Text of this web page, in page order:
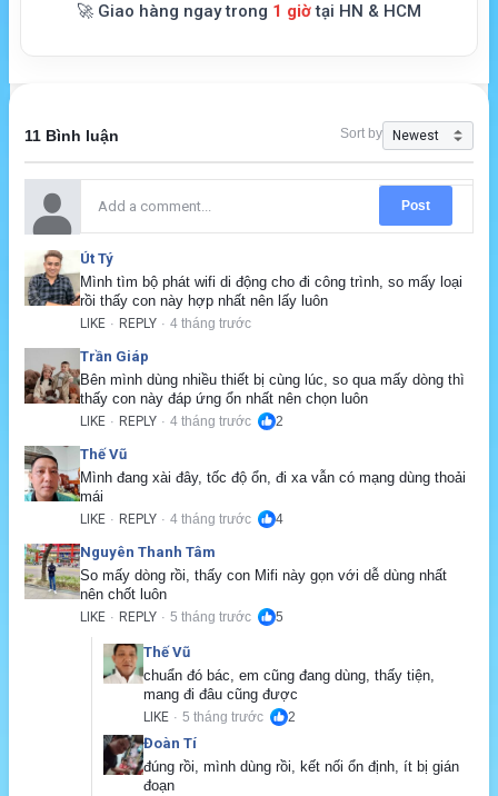
🚀 Giao hàng ngay trong 1 giờtại HN & HCM
11 Bình luận Sort by
Post
Út Tý
Mình tìm bộ phát wifi di động cho đi công trình, so mấy loại
rồi thấy con này hợp nhất nên lấy luôn
LIKE · REPLY · 4 tháng trước
Trần Giáp
Bên mình dùng nhiều thiết bị cùng lúc, so qua mấy dòng thì
thấy con này đáp ứng ổn nhất nên chọn luôn
LIKE · REPLY · 4 tháng trước 2
Thế Vũ
Mình đang xài đây, tốc độ ổn, đi xa vẫn có mạng dùng thoải
mái
LIKE · REPLY · 4 tháng trước 4
Nguyên Thanh Tâm
So mấy dòng rồi, thấy con Mifi này gọn với dễ dùng nhất
nên chốt luôn
LIKE · REPLY · 5 tháng trước 5
Thế Vũ
chuẩn đó bác, em cũng đang dùng, thấy tiện,
mang đi đâu cũng được
LIKE · 5 tháng trước 2
Đoàn Tí
đúng rồi, mình dùng rồi, kết nối ổn định, ít bị gián
đoạn